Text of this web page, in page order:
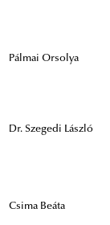
Pálmai Orsolya
Dr. Szegedi László
Csima Beáta